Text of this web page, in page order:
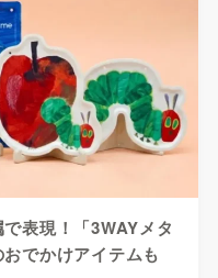
表現！「3WAYメタ
でかけアイテムも